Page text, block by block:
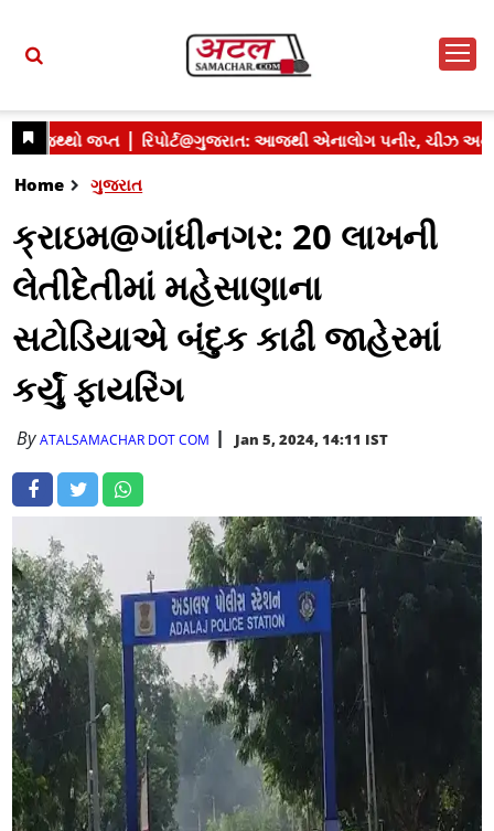
Home ગુજરાત
ક્રાઇમ@ગાંધીનગર: 20 લાખની
લેતીદેતીમાં મહેસાણાના
સટોડિયાએ બંદુક કાઢી જાહેરમાં
કર્યું ફાયરિંગ
ByATALSAMACHAR DOT COM Jan 5, 2024, 14:11 IST